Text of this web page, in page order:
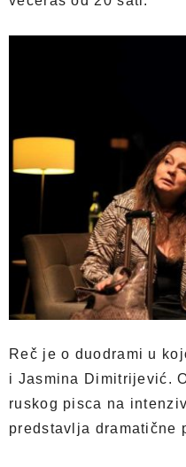
Reč je o duodrami u
i Jasmina Dimitrijević.
ruskog pisca na
predstavlja dramatične